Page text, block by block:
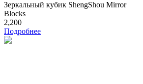
Зеркальный кубик ShengShou Mirror
Blocks
2,200
Подробнее